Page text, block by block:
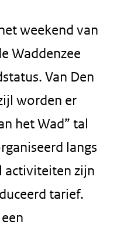
weekend van
Waddenzee
Van Den
worden er
het Wad” tal
langs
activiteiten zijn
tarief.